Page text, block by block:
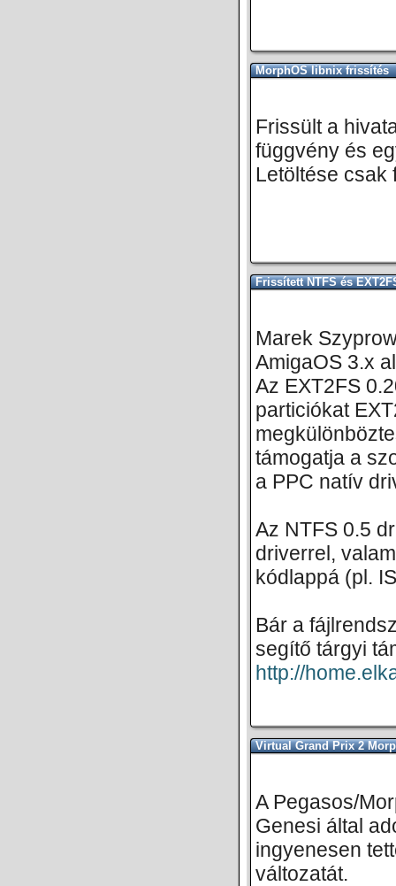
MorphOS libnix frissítés
Frissült a
függvény és
Letöltése csak
Frissített NTFS és
Marek
AmigaOS 3.x
Az EXT2FS
particiókat
támogatja a
a PPC natív
Az NTFS 0.5
driverrel,
kódlappá (pl.
Bár a
segítő tárgyi
http://
Virtual Grand Prix 2
A Pegasos/
Genesi által
ingyenesen
változatát.